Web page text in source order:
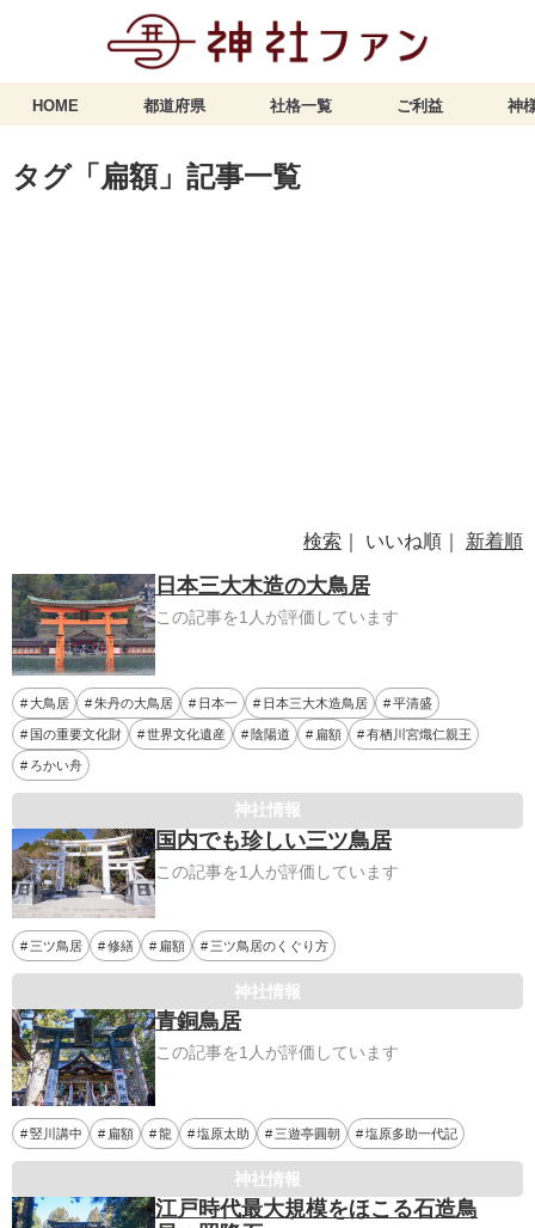
HOME 都道府県 社格一覧 ご利益 神
タグ「扁額」記事一覧
検索 ｜ いいね順｜ 新着順
日本三大木造の大鳥居
この記事を1人が評価しています
大鳥居 朱丹の大鳥居 日本一 日本三大木造鳥居 平清盛
国の重要文化財 世界文化遺産 陰陽道 扁額 有栖川宮熾仁親王
ろかい舟
神社情報
国内でも珍しい三ツ鳥居
この記事を1人が評価しています
三ツ鳥居 修繕 扁額 三ツ鳥居のくぐり方
神社情報
青銅鳥居
この記事を1人が評価しています
竪川講中 扁額 龍 塩原太助 三遊亭圓朝 塩原多助一代記
神社情報
江戸時代最大規模をほこる石造鳥